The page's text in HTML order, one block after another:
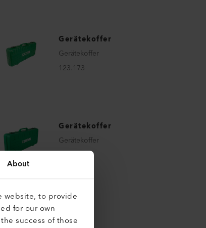
About
website, to provide
for our own
success of those
Gerätekoffer
Gerätekoffer
123.173
Gerätekoffer
Gerätekoffer
162.757